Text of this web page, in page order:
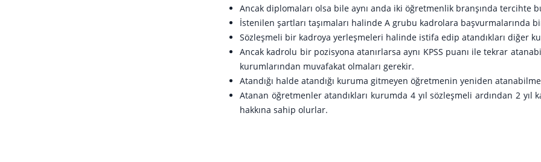
Ancak diplomaları olsa bile aynı anda iki öğretmenlik branşında tercihte
İstenilen şartları taşımaları halinde A grubu kadrolara başvurmalarında
Sözleşmeli bir kadroya yerleşmeleri halinde istifa edip atandıkları diğer
Ancak kadrolu bir pozisyona atanırlarsa aynı KPSS puanı ile tekrar
kurumlarından muvafakat olmaları gerekir.
Atandığı halde atandığı kuruma gitmeyen öğretmenin yeniden
Atanan öğretmenler atandıkları kurumda 4 yıl sözleşmeli ardından 2
hakkına sahip olurlar.